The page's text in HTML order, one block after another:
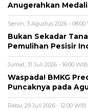
Anugerahkan
Senin, 3 Agustus 2026 - 08:00
Bukan Sekadar
Pemulihan Pesisir
Jumat, 31 Juli 2026 - 16:00 WIB
Waspada! BMKG
Puncaknya pada
Rabu, 29 Juli 2026 - 12:00 WIB